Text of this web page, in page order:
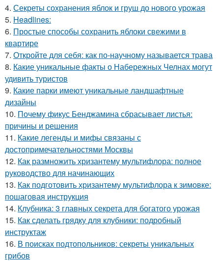
4. Секреты сохранения яблок и груш до нового урожая
5. Headlines:
6. Простые способы сохранить яблоки свежими в
квартире
7. Откройте для себя: как по-научному называется трава
8. Какие уникальные факты о Набережных Челнах могут
удивить туристов
9. Какие парки имеют уникальные ландшафтные
дизайны
10. Почему фикус Бенджамина сбрасывает листья:
причины и решения
11. Какие легенды и мифы связаны с
достопримечательностями Москвы
12. Как размножить хризантему мультифлора: полное
руководство для начинающих
13. Как подготовить хризантему мультифлора к зимовке:
пошаговая инструкция
14. Клубника: 3 главных секрета для богатого урожая
15. Как сделать грядку для клубники: подробный
инструктаж
16. В поисках подтопольников: секреты уникальных
грибов